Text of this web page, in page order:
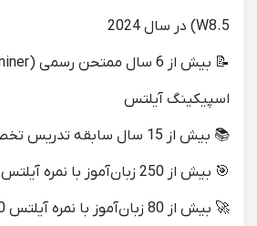
W8.5) در سال 2024
اسپیکینگ آیلتس
📚 بیش از 15 سال سابقه تدریس تخصصی آیلتس و تافل
🎯 بیش از 250 زبان‌آموز با نمره آیلتس 7.0 و بالاتر
🚀 بیش از 80 زبان‌آموز با نمره آیلتس 8.0 و بالاتر